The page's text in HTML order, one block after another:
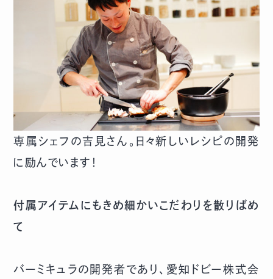
専属シェフの吉見さん。日々新しいレシピの開発
に励んでいます！
付属アイテムにもきめ細かいこだわりを散りばめ
て
バーミキュラの開発者であり、愛知ドビー株式会